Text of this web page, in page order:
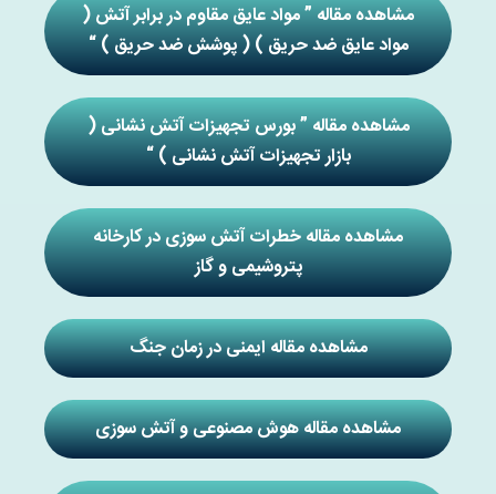
مشاهده مقاله ” مواد عایق مقاوم در برابر آتش (
مواد عایق ضد حریق ) ( پوشش ضد حریق ) “
مشاهده مقاله ” بورس تجهیزات آتش نشانی (
بازار تجهیزات آتش نشانی ) “
مشاهده مقاله خطرات آتش سوزی در کارخانه
پتروشیمی و گاز
مشاهده مقاله ایمنی در زمان جنگ
مشاهده مقاله هوش مصنوعی و آتش سوزی